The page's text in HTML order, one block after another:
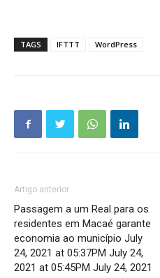
TAGS IFTTT WordPress
Artigo anterior
Passagem a um Real para os
residentes em Macaé garante
economia ao município July
24, 2021 at 05:37PM July 24,
2021 at 05:45PM July 24, 2021